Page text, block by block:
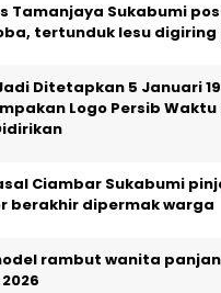
Tamanjaya Sukabumi
tertunduk lesu digiring
Ditetapkan 5 Januari
Logo Persib
Ciambar Sukabumi
berakhir dipermak warga
rambut wanita